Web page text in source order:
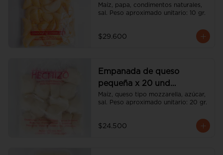
(Congeladas)
Maíz, papa, condimentos naturales,
sal. Peso aproximado unitario: 10 gr.
$29.600
Empanada de queso
pequeña x 20 und
(Congeladas)
Maíz, queso tipo mozzarella, azúcar,
sal. Peso aproximado unitario: 20 gr.
$24.500